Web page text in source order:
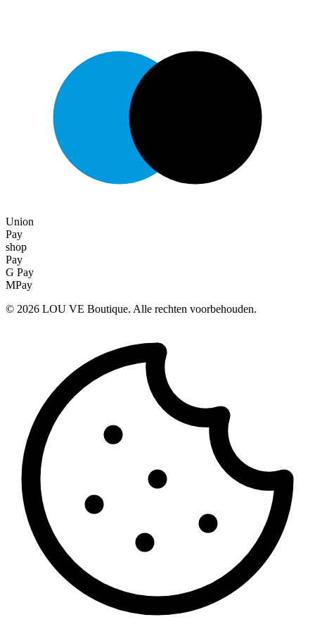
Union
Pay
shop
Pay
G Pay
MPay
© 2026 LOU VE Boutique. Alle rechten voorbehouden.